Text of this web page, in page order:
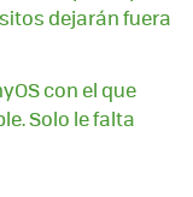
dejarán fuera
con el que
Solo le falta